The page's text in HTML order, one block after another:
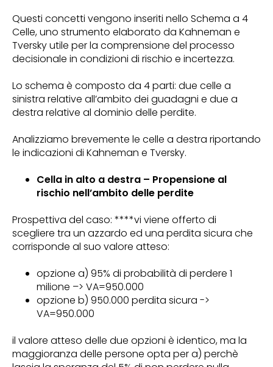
Questi concetti vengono inseriti nello Schema a 4
Celle, uno strumento elaborato da Kahneman e
Tversky utile per la comprensione del processo
decisionale in condizioni di rischio e incertezza.
Lo schema è composto da 4 parti: due celle a
sinistra relative all’ambito dei guadagni e due a
destra relative al dominio delle perdite.
Analizziamo brevemente le celle a destra riportando
le indicazioni di Kahneman e Tversky.
Cella in alto a destra – Propensione al
rischio nell’ambito delle perdite
Prospettiva del caso: ****vi viene offerto di
scegliere tra un azzardo ed una perdita sicura che
corrisponde al suo valore atteso:
opzione a) 95% di probabilità di perdere 1
milione –> VA=950.000
opzione b) 950.000 perdita sicura ->
VA=950.000
il valore atteso delle due opzioni è identico, ma la
maggioranza delle persone opta per a) perchè